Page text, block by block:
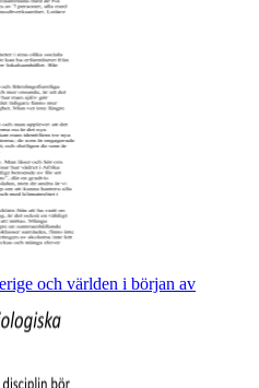
och världen i början av